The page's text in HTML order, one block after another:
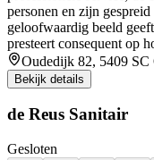
personen en zijn
geloofwaardig beeld
presteert consequent op
Oudedijk 82, 5409 SC
Bekijk details
de Reus Sanitair
Gesloten